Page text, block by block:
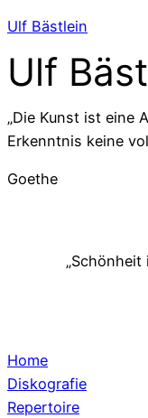
Ulf Bästlein
Ulf
„Die Kunst ist eine
Erkenntnis keine
Goethe
Home
Diskografie
Repertoire